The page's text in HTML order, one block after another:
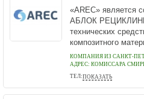
«AREC» является
АБЛОК РЕЦИКЛИНГ.
технических
композитного
КОМПАНИЯ ИЗ САНКТ-
АДРЕС: КОМИССАРА
ТЕЛ:ПОКАЗАТЬ
89119973070